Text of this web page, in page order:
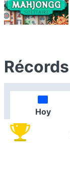
Récords
Hoy